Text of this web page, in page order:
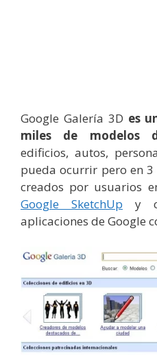
Google Galería 3D es
miles de modelos
edificios, autos,
pueda ocurrir pero en 3
creados por usuarios
Google SketchUp y
aplicaciones de Google